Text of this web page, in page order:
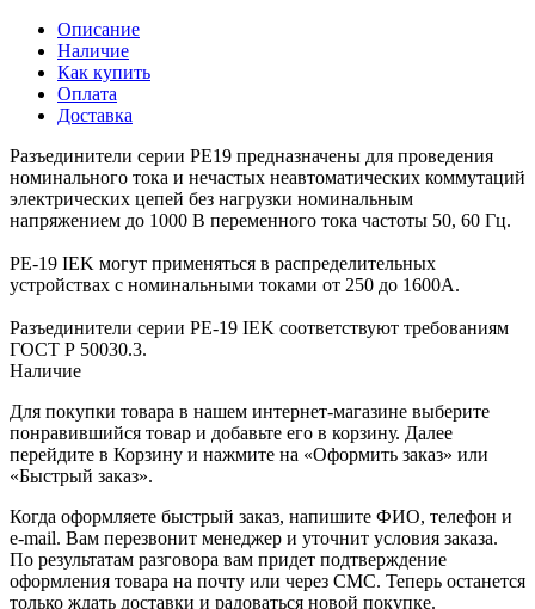
Описание
Наличие
Как купить
Оплата
Доставка
Разъединители серии РЕ19 предназначены для проведения
номинального тока и нечастых неавтоматических коммутаций
электрических цепей без нагрузки номинальным
напряжением до 1000 В переменного тока частоты 50, 60 Гц.
РЕ-19 IEK могут применяться в распределительных
устройствах с номинальными токами от 250 до 1600А.
Разъединители серии РЕ-19 IEK соответствуют требованиям
ГОСТ Р 50030.3.
Наличие
Для покупки товара в нашем интернет-магазине выберите
понравившийся товар и добавьте его в корзину. Далее
перейдите в Корзину и нажмите на «Оформить заказ» или
«Быстрый заказ».
Когда оформляете быстрый заказ, напишите ФИО, телефон и
e-mail. Вам перезвонит менеджер и уточнит условия заказа.
По результатам разговора вам придет подтверждение
оформления товара на почту или через СМС. Теперь останется
только ждать доставки и радоваться новой покупке.